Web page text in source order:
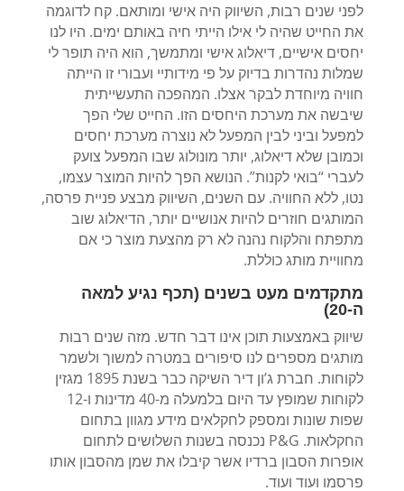
לפני שנים רבות, השיווק היה אישי ומותאם. קח לדוגמה
את החייט שהיה לי אילו הייתי חיה באותם ימים. היו לנו
יחסים אישיים, דיאלוג אישי ומתמשך, הוא היה תופר לי
שמלות נהדרות בדיוק על פי מידותיי ועבורי זו הייתה
חוויה מיוחדת לבקר אצלו. המהפכה התעשייתית
שיבשה את מערכת היחסים הזו. החייט שלי הפך
למפעל וביני לבין המפעל לא נוצרה מערכת יחסים
וכמובן שלא דיאלוג, יותר מונולוג שבו המפעל צועק
לעברי “בואי לקנות”. הנושא הפך להיות המוצר עצמו,
נטו, ללא החוויה. עם השנים, השיווק מבצע פניית פרסה,
המותגים חוזרים להיות אנושיים יותר, הדיאלוג שוב
מתפתח והלקוח נהנה לא רק מהצעת מוצר כי אם
מחוויית מותג כוללת.
מתקדמים מעט בשנים (תכף נגיע למאה
ה-20)
שיווק באמצעות תוכן אינו דבר חדש. מזה שנים רבות
מותגים מספרים לנו סיפורים במטרה למשוך ולשמר
לקוחות. חברת ג’ון דיר השיקה כבר בשנת 1895 מגזין
לקוחות שמופץ עד היום בלמעלה מ-40 מדינות ו-12
שפות שונות ומספק לחקלאים מידע מגוון בתחום
החקלאות. P&G נכנסה בשנות השלושים לתחום
אופרות הסבון ברדיו אשר קיבלו את שמן מהסבון אותו
פרסמו ועוד ועוד.